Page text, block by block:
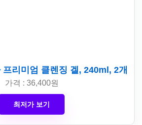
리미엄 클렌징 겔, 240ml, 2개
가격 : 36,400원
최저가 보기